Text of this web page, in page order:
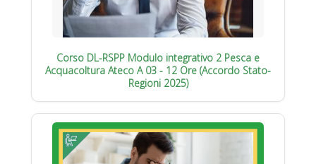
Corso DL-RSPP Modulo integrativo 2 Pesca e
Acquacoltura Ateco A 03 - 12 Ore (Accordo Stato-
Regioni 2025)